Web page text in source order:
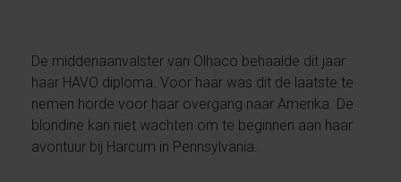
De middenaanvalster van Olhaco behaalde dit jaar
haar HAVO diploma. Voor haar was dit de laatste te
nemen horde voor haar overgang naar Amerika. De
blondine kan niet wachten om te beginnen aan haar
avontuur bij Harcum in Pennsylvania.